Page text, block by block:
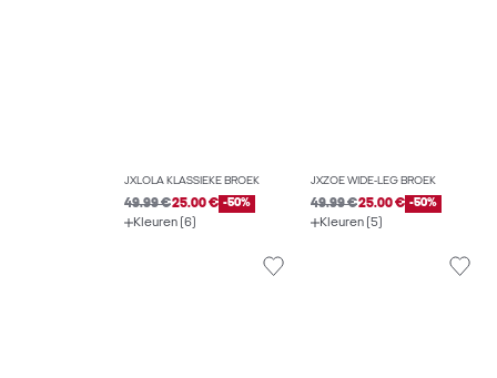
JXLOLA KLASSIEKE BROEK
49.99 €25.00 € -50%
Kleuren (6)
JXZOE WIDE-LEG BROEK
49.99 €25.00 € -50%
Kleuren (5)